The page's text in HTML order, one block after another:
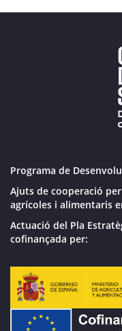
Programa de
Ajuts de cooperació
agrícoles i alimentaris
Actuació del Pla
cofinançada per: